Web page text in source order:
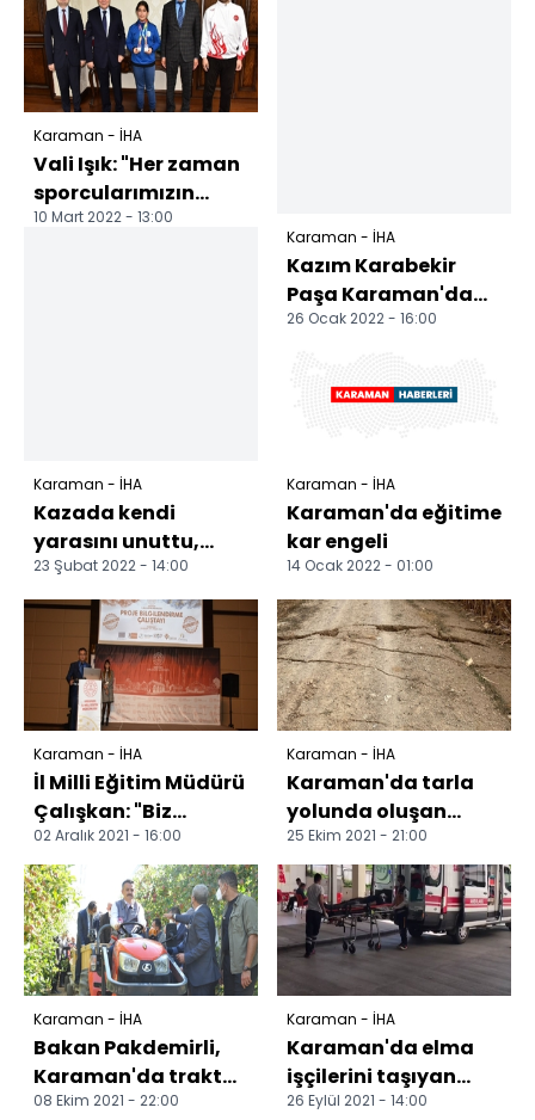
Karaman - İHA
Vali Işık: "Her zaman
sporcularımızın
yanındayız"
10 Mart 2022 - 13:00
Karaman - İHA
Kazada kendi
yarasını unuttu,
hastaneye gelir
gelmez eşini sordu
23 Şubat 2022 - 14:00
Karaman - İHA
Kazım Karabekir
Paşa Karaman'da
anıldı
26 Ocak 2022 - 16:00
Karaman - İHA
Karaman'da eğitime
kar engeli
14 Ocak 2022 - 01:00
Karaman - İHA
İl Milli Eğitim Müdürü
Çalışkan: "Biz
projelerle gelişen
büyük bir aileyiz"
02 Aralık 2021 - 16:00
Karaman - İHA
Karaman'da tarla
yolunda oluşan
yarıklar korkuttu
25 Ekim 2021 - 21:00
Karaman - İHA
Bakan Pakdemirli,
Karaman'da traktör
kullanıp elma
08 Ekim 2021 - 22:00
Karaman - İHA
Karaman'da elma
işçilerini taşıyan
minibüs devrildi: 1
26 Eylül 2021 - 14:00